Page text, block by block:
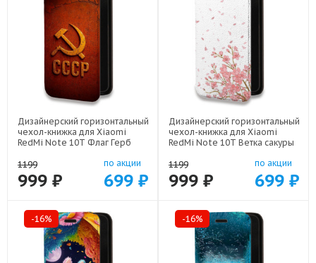
Дизайнерский горизонтальный
чехол-книжка для Xiaomi
RedMi Note 10T Флаг Герб
1199
999 ₽
по акции
699 ₽
Дизайнерский горизонтальный
чехол-книжка для Xiaomi
RedMi Note 10T Ветка сакуры
1199
999 ₽
по акции
699 ₽
-16% -16%